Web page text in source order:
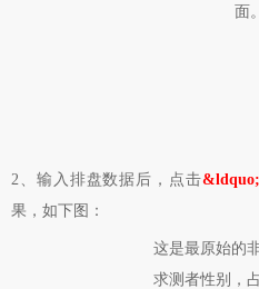
面。
2、输入排盘数据后，点击
果，如下图：
这是最原始的
求测者性别，